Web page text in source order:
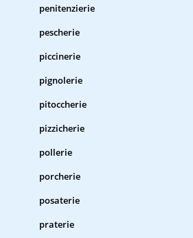
penitenzierie
pescherie
piccinerie
pignolerie
pitoccherie
pizzicherie
pollerie
porcherie
posaterie
praterie